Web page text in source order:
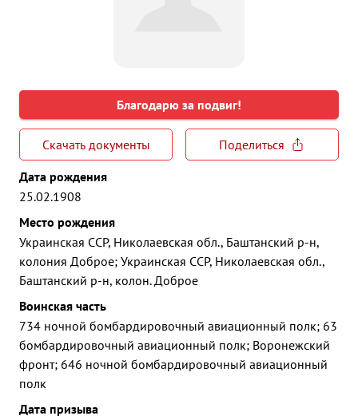
Благодарю за подвиг!
Скачать документы
Поделиться
Дата рождения
25.02.1908
Место рождения
Украинская ССР, Николаевская обл., Баштанский р-н,
колония Доброе; Украинская ССР, Николаевская обл.,
Баштанский р-н, колон. Доброе
Воинская часть
734 ночной бомбардировочный авиационный полк; 63
бомбардировочный авиационный полк; Воронежский
фронт; 646 ночной бомбардировочный авиационный
полк
Дата призыва